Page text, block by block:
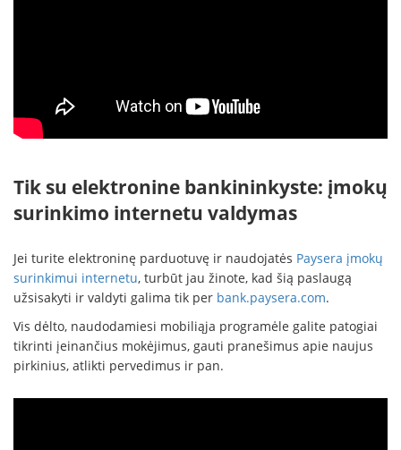
Tik su elektronine bankininkyste: įmokų
surinkimo internetu valdymas
Jei turite elektroninę parduotuvę ir naudojatės Paysera įmokų
surinkimui internetu, turbūt jau žinote, kad šią paslaugą
užsisakyti ir valdyti galima tik per bank.paysera.com.
Vis dėlto, naudodamiesi mobiliąja programėle galite patogiai
tikrinti įeinančius mokėjimus, gauti pranešimus apie naujus
pirkinius, atlikti pervedimus ir pan.